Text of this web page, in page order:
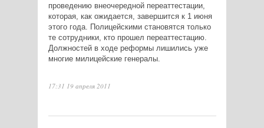
проведению внеочередной переаттестации,
которая, как ожидается, завершится к 1 июня
этого года. Полицейскими становятся только
те сотрудники, кто прошел переаттестацию.
Должностей в ходе реформы лишились уже
многие милицейские генералы.
17:31 19 апреля 2011